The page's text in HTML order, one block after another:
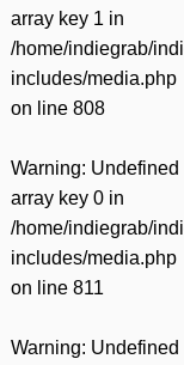
array key 1 in
/home/indiegrab/
includes/media.php
on line 808
Warning: Undefined
array key 0 in
/home/indiegrab/
includes/media.php
on line 811
Warning: Undefined